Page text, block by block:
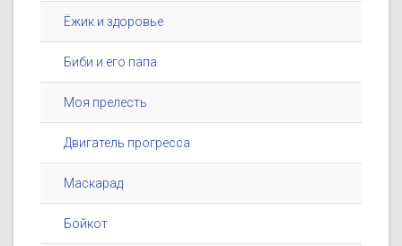
Ёжик и здоровье
Биби и его папа
Моя прелесть
Двигатель прогресса
Маскарад
Бойкот